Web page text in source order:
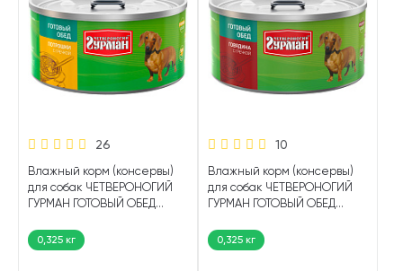
26
Влажный корм (консервы)
для собак ЧЕТВЕРОНОГИЙ
ГУРМАН ГОТОВЫЙ ОБЕД
0,325 кг
10
Влажный корм (консервы)
для собак ЧЕТВЕРОНОГИЙ
ГУРМАН ГОТОВЫЙ ОБЕД
0,325 кг